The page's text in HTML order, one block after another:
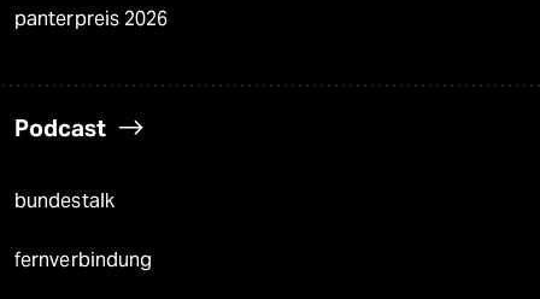
panterpreis 2026
Podcast
bundestalk
fernverbindung